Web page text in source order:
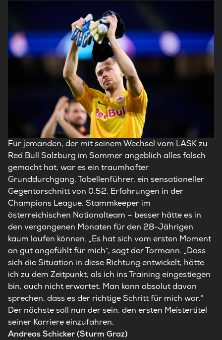
Für jemanden, der mit seinem Wechsel vom LASK zu
Red Bull Salzburg im Sommer angeblich alles falsch
gemacht hat, war es ein traumhafter
Grunddurchgang. Tabellenführer, ein sensationeller
Gegentorschnitt von 0,52, Erfahrungen in der
Champions League, Stammkeeper im
österreichischen Nationalteam – besser hätte es in
den vergangenen Monaten für den 28-Jährigen
kaum laufen können. „Es hat sich vom ersten Moment
an gut angefühlt für mich“, sagt der Tormann. „Dass
sich die Situation in diese Richtung entwickelt, hätte
ich zu dem Zeitpunkt, als ich ins Training eingestiegen
bin, auch nicht erwartet. Man kann absolut davon
sprechen, dass es der richtige Schritt für mich war.“
Der nächste soll nun der sein, den ersten Meistertitel
seiner Karriere einzufahren.
Andreas Schicker (Sturm Graz)